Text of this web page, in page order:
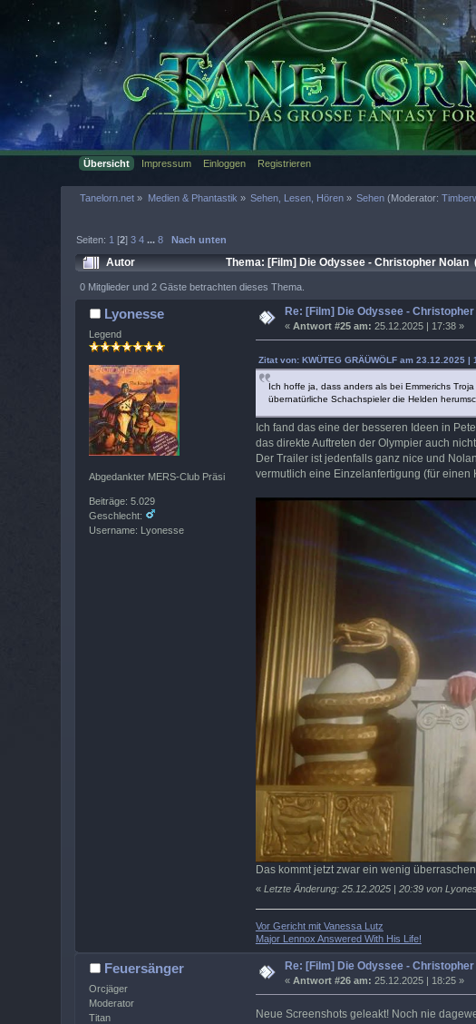
Übersicht Impressum Einloggen Registrieren
Tanelorn.net » Medien & Phantastik » Sehen, Lesen, Hören » Sehen (Moderator:
Seiten: 1 [2]3 4 ...8 Nach unten
Autor Thema: [Film] Die Odyssee - Christopher Nolan
0 Mitglieder und 2 Gäste betrachten dieses Thema.
Lyonesse
Legend
Abgedankter MERS-Club Präsi
Beiträge: 5.029
Geschlecht:
Username: Lyonesse
Re: [Film] Die Odyssee - Christopher
«Antwort #25 am: 25.12.2025 | 17:38 »
Zitat von: KWÜTEG GRÄÜWÖLF am 23.12.2025 |
Ich hoffe ja, dass anders als bei Emmerichs
übernatürliche Schachspieler die Helden
Ich fand das eine der besseren Ideen in
das direkte Auftreten der Olympier auch
Der Trailer ist jedenfalls ganz nice und
vermutlich eine Einzelanfertigung (für einen
Das kommt jetzt zwar ein wenig
« Letzte Änderung: 25.12.2025 | 20:39 von
Vor Gericht mit Vanessa Lutz
Major Lennox Answered With His Life!
Feuersänger
Orcjäger
Moderator
Titan
Re: [Film] Die Odyssee -
«Antwort #26 am: 25.12.2025 | 18:25 »
Neue Screenshots geleakt! Noch nie